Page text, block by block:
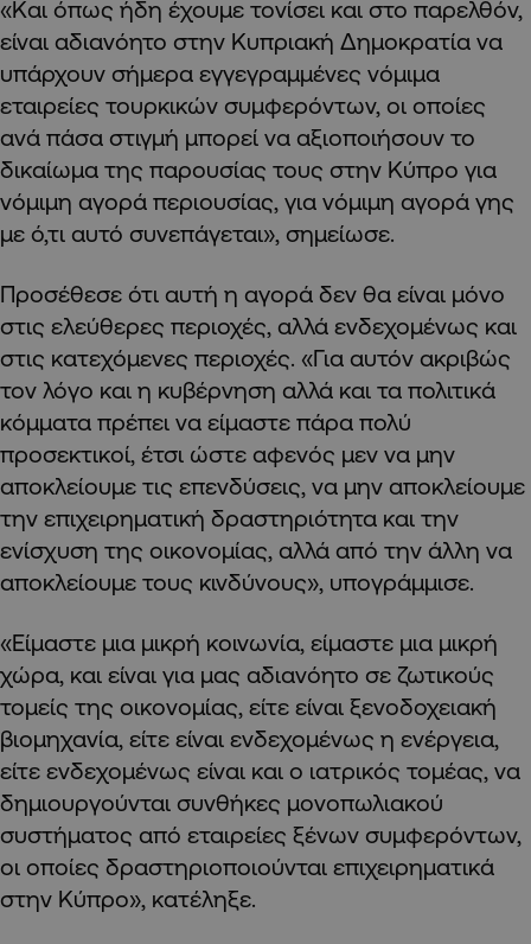
«Και όπως ήδη έχουμε τονίσει και στο παρελθόν,
είναι αδιανόητο στην Κυπριακή Δημοκρατία να
υπάρχουν σήμερα εγγεγραμμένες νόμιμα
εταιρείες τουρκικών συμφερόντων, οι οποίες
ανά πάσα στιγμή μπορεί να αξιοποιήσουν το
δικαίωμα της παρουσίας τους στην Κύπρο για
νόμιμη αγορά περιουσίας, για νόμιμη αγορά γης
με ό,τι αυτό συνεπάγεται», σημείωσε.
Προσέθεσε ότι αυτή η αγορά δεν θα είναι μόνο
στις ελεύθερες περιοχές, αλλά ενδεχομένως και
στις κατεχόμενες περιοχές. «Για αυτόν ακριβώς
τον λόγο και η κυβέρνηση αλλά και τα πολιτικά
κόμματα πρέπει να είμαστε πάρα πολύ
προσεκτικοί, έτσι ώστε αφενός μεν να μην
αποκλείουμε τις επενδύσεις, να μην αποκλείουμε
την επιχειρηματική δραστηριότητα και την
ενίσχυση της οικονομίας, αλλά από την άλλη να
αποκλείουμε τους κινδύνους», υπογράμμισε.
«Είμαστε μια μικρή κοινωνία, είμαστε μια μικρή
χώρα, και είναι για μας αδιανόητο σε ζωτικούς
τομείς της οικονομίας, είτε είναι ξενοδοχειακή
βιομηχανία, είτε είναι ενδεχομένως η ενέργεια,
είτε ενδεχομένως είναι και ο ιατρικός τομέας, να
δημιουργούνται συνθήκες μονοπωλιακού
συστήματος από εταιρείες ξένων συμφερόντων,
οι οποίες δραστηριοποιούνται επιχειρηματικά
στην Κύπρο», κατέληξε.